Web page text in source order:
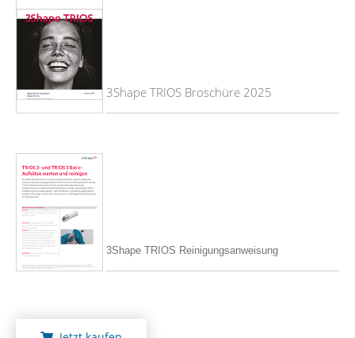
3Shape TRIOS Broschüre 2025
3Shape TRIOS Reinigungsanweisung